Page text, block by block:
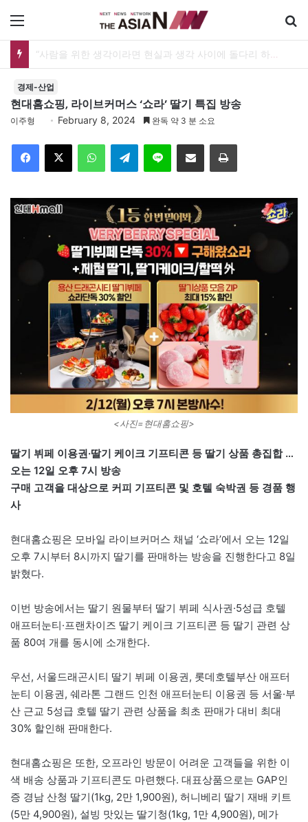
경제-산업
현대홈쇼핑, 라이브커머스 ‘쇼라’ 딸기 특집 방송
이주형 February 8, 2024 완독 약 3 분 소요
Telegram 이메일
<사진=현대홈쇼핑>
딸기 뷔페 이용권·딸기 케이크 기프티콘 등 딸기 상품 총집합 …
오는 12일 오후 7시 방송
구매 고객을 대상으로 커피 기프티콘 및 호텔 숙박권 등 경품 행
사
현대홈쇼핑은 모바일 라이브커머스 채널 ‘쇼라’에서 오는 12일
오후 7시부터 8시까지 딸기를 판매하는 방송을 진행한다고 8일
밝혔다.
이번 방송에서는 딸기 원물부터 딸기 뷔페 식사권·5성급 호텔
애프터눈티·프랜차이즈 딸기 케이크 기프티콘 등 딸기 관련 상
품 80여 개를 동시에 소개한다.
우선, 서울드래곤시티 딸기 뷔페 이용권, 롯데호텔부산 애프터
눈티 이용권, 쉐라톤 그랜드 인천 애프터눈티 이용권 등 서울·부
산 근교 5성급 호텔 딸기 관련 상품을 최초 판매가 대비 최대
30% 할인해 판매한다.
현대홈쇼핑은 또한, 오프라인 방문이 어려운 고객들을 위한 이
색 배송 상품과 기프티콘도 마련했다. 대표상품으로는 GAP인
증 경남 산청 딸기(1kg, 2만 1,900원), 허니베리 딸기 재배 키트
(5만 4,900원), 설빙 맛있는 딸기청(1kg, 1만 4,900원), 메가